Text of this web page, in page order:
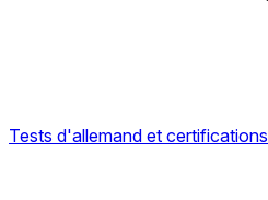
Tests d'allemand et certifications